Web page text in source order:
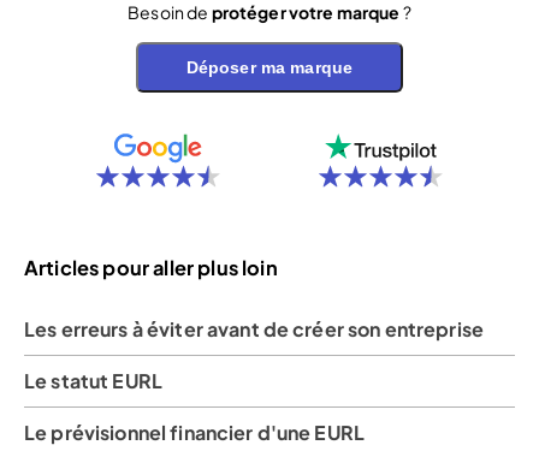
Besoin de protéger votre marque ?
Déposer ma marque
Articles pour aller plus loin
Les erreurs à éviter avant de créer son entreprise
Le statut EURL
Le prévisionnel financier d'une EURL